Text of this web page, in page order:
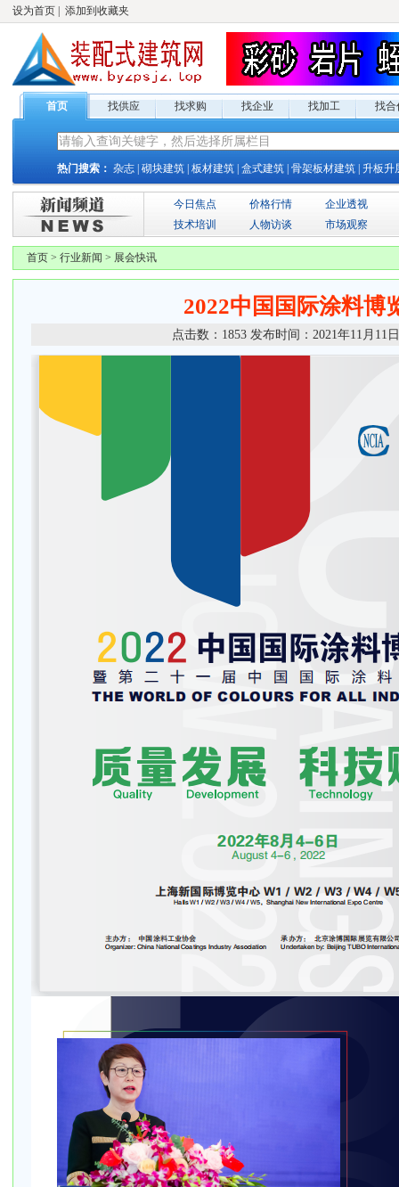
设为首页 添加到收藏夹
首页 找供应 找求购 找企业 找加工 找合
热门搜索： 杂志 砌块建筑 板材建筑 盒式建筑 骨架板材建筑 升板升
今日焦点 价格行情
企业透视
技术培训
人物访谈 市场观察
首页 > 行业新闻 > 展会快讯
2022中国国际涂料博
点击数： 1853 发布时间： 2021年11月11日